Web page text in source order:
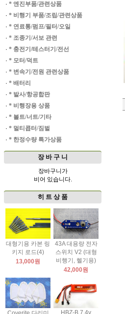
· * 엔진부품/관련상품
· * 비행기 부품/조립/관련상품
· * 연료통/펌프/필터/오일
· * 조종기/서보 관련
· * 충전기/테스터기/전선
· * 모터/덕트
· * 변속기/전원 관련상품
· * 배터리
· * 발사/항공합판
· * 비행장용 상품
· * 볼트/너트/기타
· * 멀티콥터/짐벌
· * 한정수량 특가상품
장 바 구 니
장바구니가
비어 있습니다.
히 트 상 품
대형기용 카본 링
키지 로드(4)
13,000원
43A 대용량 전자
스위치 V2 (대형
비행기, 헬기용)
42,000원
HBZ-B 7.4v